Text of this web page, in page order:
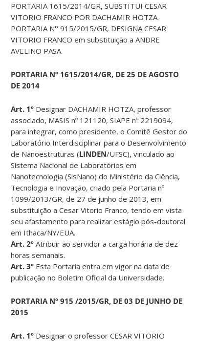
PORTARIA 1615/2014/GR, SUBSTITUI CESAR
VITORIO FRANCO POR DACHAMIR HOTZA.
PORTARIA N° 915/2015/GR, DESIGNA CESAR
VITORIO FRANCO em substituição a ANDRE
AVELINO PASA.
PORTARIA Nº 1615/2014/GR, DE 25 DE AGOSTO
DE 2014
Art. 1º Designar DACHAMIR HOTZA, professor
associado, MASIS nº 121120, SIAPE nº 2219094,
para integrar, como presidente, o Comitê Gestor do
Laboratório Interdisciplinar para o Desenvolvimento
de Nanoestruturas (LINDEN/UFSC), vinculado ao
Sistema Nacional de Laboratórios em
Nanotecnologia (SisNano) do Ministério da Ciência,
Tecnologia e Inovação, criado pela Portaria nº
1099/2013/GR, de 27 de junho de 2013, em
substituição a Cesar Vitorio Franco, tendo em vista
seu afastamento para realizar estágio pós-doutoral
em Ithaca/NY/EUA.
Art. 2º Atribuir ao servidor a carga horária de dez
horas semanais.
Art. 3º Esta Portaria entra em vigor na data de
publicação no Boletim Oficial da Universidade.
PORTARIA Nº 915 /2015/GR, DE 03 DE JUNHO DE
2015
Art. 1º Designar o professor CESAR VITORIO